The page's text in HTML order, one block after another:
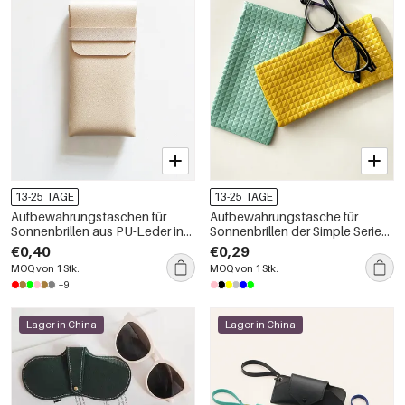
13-25 TAGE
Aufbewahrungstaschen für
Sonnenbrillen aus PU-Leder in
schlichten Farben
€0,40
MOQ von 1 Stk.
+9
13-25 TAGE
Aufbewahrungstasche für
Sonnenbrillen der Simple Series
Daily Solid Color PU-Serie
€0,29
MOQ von 1 Stk.
Lager in China Lager in China